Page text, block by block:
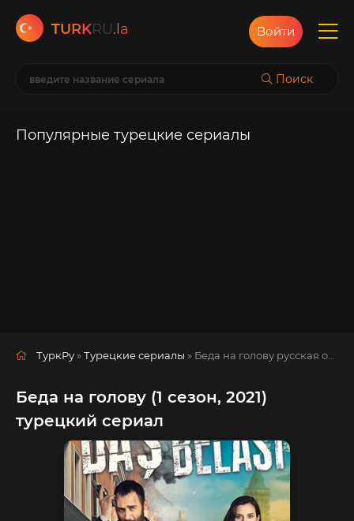
TURKRU.la
Поиск
Войти
Популярные турецкие сериалы
ТуркРу »Турецкие сериалы » Беда на голову русская озвучка смотреть полностью онлайн!
Беда на голову (1 сезон, 2021)
турецкий сериал